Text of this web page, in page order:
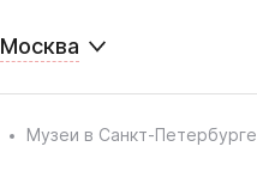
Москва
Музеи в Санкт-Петербурге